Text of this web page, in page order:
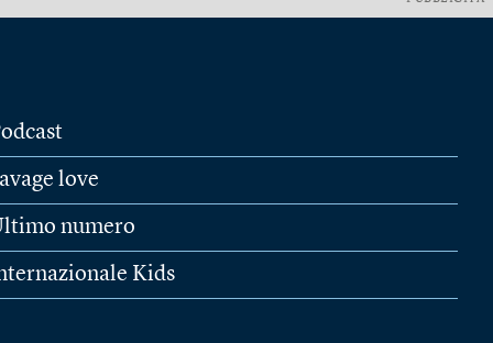
love
numero
Kids